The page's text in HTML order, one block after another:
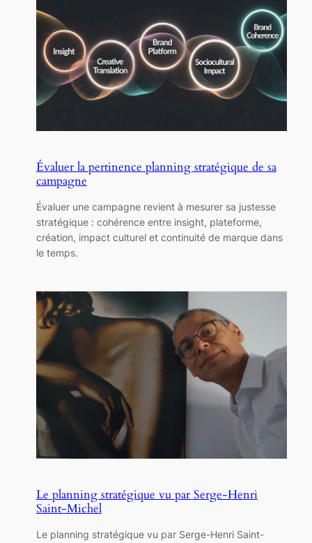
Évaluer la pertinence planning stratégique de sa
campagne
Évaluer une campagne revient à mesurer sa justesse
stratégique : cohérence entre insight, plateforme,
création, impact culturel et continuité de marque dans
le temps.
Le planning stratégique vu par Serge-Henri
Saint-Michel
Le planning stratégique vu par Serge-Henri Saint-